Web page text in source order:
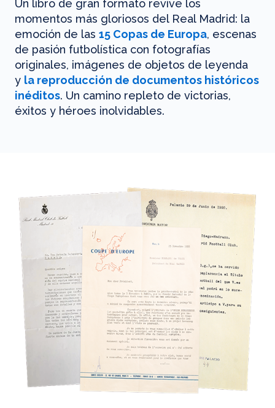
Un libro de gran formato revive los
momentos más gloriosos del Real Madrid: la
emoción de las 15 Copas de Europa, escenas
de pasión futbolística con fotografías
originales, imágenes de objetos de leyenda
y la reproducción de documentos históricos
inéditos. Un camino repleto de victorias,
éxitos y héroes inolvidables.